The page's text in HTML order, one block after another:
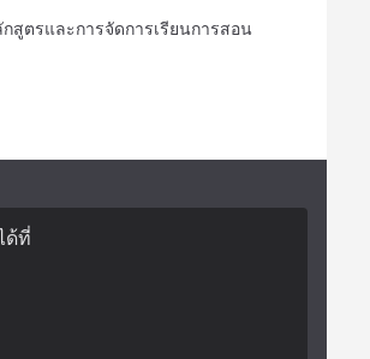
สูตรและการจัดการเรียนการสอน
ด้ที่